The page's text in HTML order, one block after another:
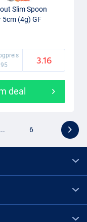
Slim Spoon
5cm (4g) GF
3.16
deal
... 6